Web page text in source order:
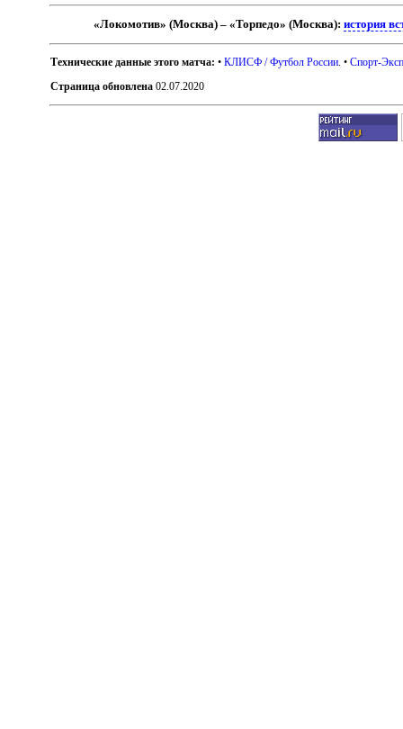
«Локомотив» (Москва) – «Торпедо» (Москва):история
Технические данные этого матча: •КЛИСФ / Футбол России . •Спорт-
Страница обновлена 02.07.2020